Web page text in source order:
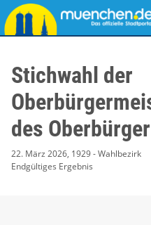
Stichwahl der
des
22. März 2026, 1929 - Wahlbezirk
Endgültiges Ergebnis